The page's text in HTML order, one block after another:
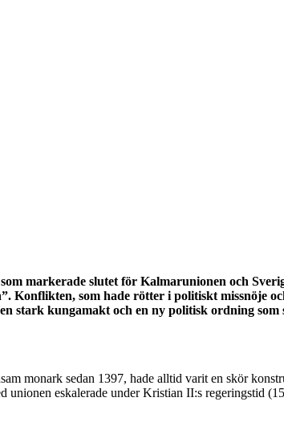
markerade slutet för Kalmarunionen och
Konflikten, som hade rötter i politiskt missnöje
stark kungamakt och en ny politisk ordning
monark sedan 1397, hade alltid varit en skör
eskalerade under Kristian II:s regeringstid